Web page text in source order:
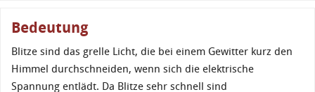
Bedeutung
Blitze sind das grelle Licht, die bei einem Gewitter kurz den
Himmel durchschneiden, wenn sich die elektrische
Spannung entlädt. Da Blitze sehr schnell sind